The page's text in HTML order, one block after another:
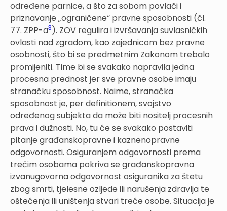
određene parnice, a što za sobom povlači i
priznavanje „ograničene“ pravne sposobnosti (čl.
77. ZPP-a3). ZOV regulira i izvršavanja suvlasničkih
ovlasti nad zgradom, kao zajednicom bez pravne
osobnosti, što bi se predmetnim Zakonom trebalo
promijeniti. Time bi se svakako napravila jedna
procesna prednost jer sve pravne osobe imaju
stranačku sposobnost. Naime, stranačka
sposobnost je, per definitionem, svojstvo
određenog subjekta da može biti nositelj procesnih
prava i dužnosti. No, tu će se svakako postaviti
pitanje građanskopravne i kaznenopravne
odgovornosti. Osiguranjem odgovornosti prema
trećim osobama pokriva se građanskopravna
izvanugovorna odgovornost osiguranika za štetu
zbog smrti, tjelesne ozljede ili narušenja zdravlja te
oštećenja ili uništenja stvari treće osobe. Situacija je